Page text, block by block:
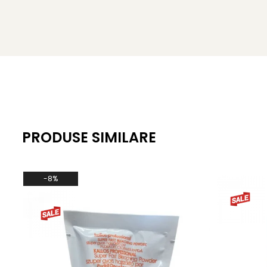
PRODUSE SIMILARE
-8%